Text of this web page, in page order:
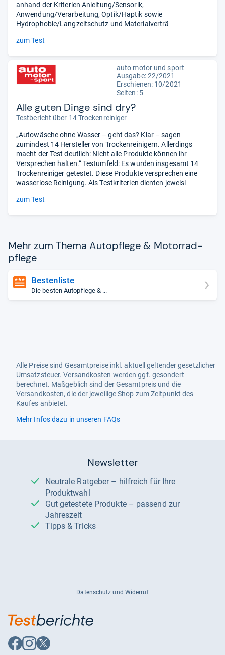
anhand der Kriterien Anleitung/Sensorik,
Anwendung/Verarbeitung, Optik/Haptik sowie
Hydrophobie/Langzeitschutz und Materialverträ
zum Test
auto motor und sport
Ausgabe: 22/2021
Erschienen: 10/2021
Seiten: 5
Alle guten Dinge sind dry?
Testbericht über 14 Trockenreiniger
„Autowäsche ohne Wasser – geht das? Klar – sagen
zumindest 14 Hersteller von Trockenreinigern. Allerdings
macht der Test deutlich: Nicht alle Produkte können ihr
Versprechen halten.“ Testumfeld: Es wurden insgesamt 14
Trockenreiniger getestet. Diese Produkte versprechen eine
wasserlose Reinigung. Als Testkriterien dienten jeweisl
zum Test
Mehr zum Thema Autopflege & Motor­rad­
pflege
Bestenliste
Die besten Autopflege & ...
Alle Preise sind Gesamtpreise inkl. aktuell geltender gesetzlicher
Umsatzsteuer. Versandkosten werden ggf. gesondert
berechnet. Maßgeblich sind der Gesamtpreis und die
Versandkosten, die der jeweilige Shop zum Zeitpunkt des
Kaufes anbietet.
Mehr Infos dazu in unseren FAQs
Newsletter
Neutrale Ratgeber – hilfreich für Ihre
Produktwahl
Gut getestete Produkte – passend zur
Jahreszeit
Tipps & Tricks
Datenschutz und Widerruf
Auf
Facebook
Auf
Instagram
Auf
X